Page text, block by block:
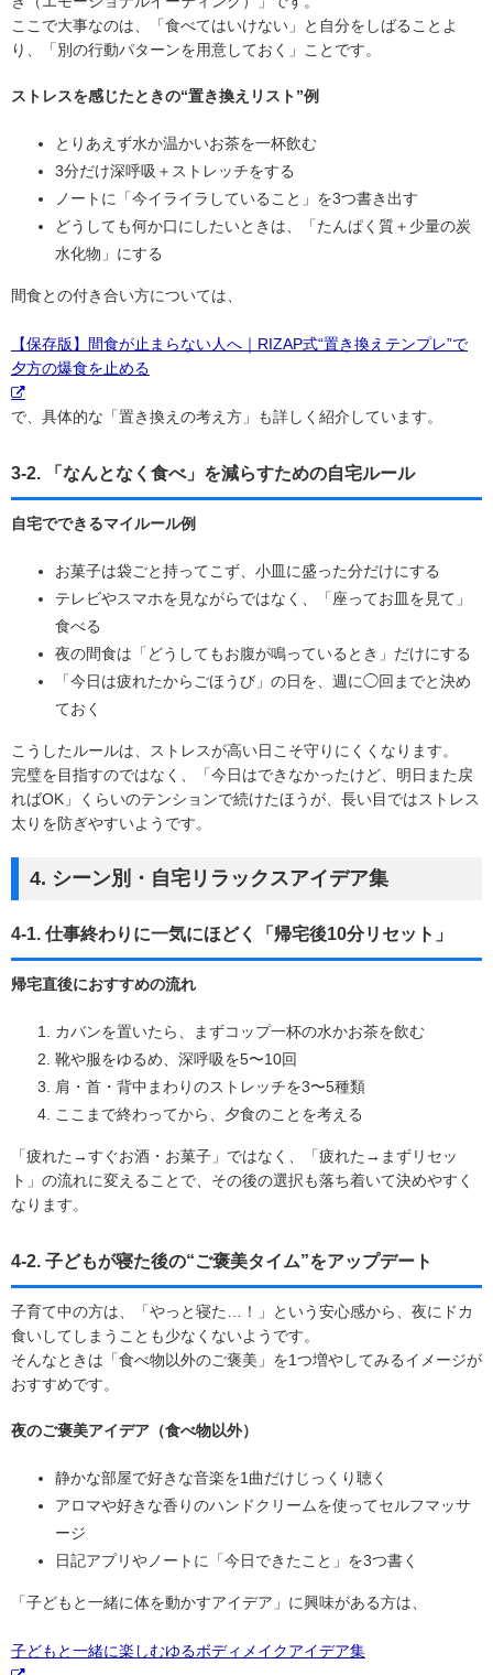
ここで大事なのは、「食べてはいけない」と自分をしばることよ
り、「別の行動パターンを用意しておく」ことです。
ストレスを感じたときの“置き換えリスト”例
とりあえず水か温かいお茶を一杯飲む
3分だけ深呼吸＋ストレッチをする
ノートに「今イライラしていること」を3つ書き出す
どうしても何か口にしたいときは、「たんぱく質＋少量の炭
水化物」にする
間食との付き合い方については、
【保存版】間食が止まらない人へ｜RIZAP式“置き換えテンプレ”で
夕方の爆食を止める
で、具体的な「置き換えの考え方」も詳しく紹介しています。
3-2. 「なんとなく食べ」を減らすための自宅ルール
自宅でできるマイルール例
お菓子は袋ごと持ってこず、小皿に盛った分だけにする
テレビやスマホを見ながらではなく、「座ってお皿を見て」
食べる
夜の間食は「どうしてもお腹が鳴っているとき」だけにする
「今日は疲れたからごほうび」の日を、週に◯回までと決め
ておく
こうしたルールは、ストレスが高い日こそ守りにくくなります。
完璧を目指すのではなく、「今日はできなかったけど、明日また戻
ればOK」くらいのテンションで続けたほうが、長い目ではストレス
太りを防ぎやすいようです。
4. シーン別・自宅リラックスアイデア集
4-1. 仕事終わりに一気にほどく「帰宅後10分リセット」
帰宅直後におすすめの流れ
カバンを置いたら、まずコップ一杯の水かお茶を飲む
靴や服をゆるめ、深呼吸を5〜10回
肩・首・背中まわりのストレッチを3〜5種類
ここまで終わってから、夕食のことを考える
「疲れた→すぐお酒・お菓子」ではなく、「疲れた→まずリセッ
ト」の流れに変えることで、その後の選択も落ち着いて決めやすく
なります。
4-2. 子どもが寝た後の“ご褒美タイム”をアップデート
子育て中の方は、「やっと寝た…！」という安心感から、夜にドカ
食いしてしまうことも少なくないようです。
そんなときは「食べ物以外のご褒美」を1つ増やしてみるイメージが
おすすめです。
夜のご褒美アイデア（食べ物以外）
静かな部屋で好きな音楽を1曲だけじっくり聴く
アロマや好きな香りのハンドクリームを使ってセルフマッサ
ージ
日記アプリやノートに「今日できたこと」を3つ書く
「子どもと一緒に体を動かすアイデア」に興味がある方は、
子どもと一緒に楽しむゆるボディメイクアイデア集